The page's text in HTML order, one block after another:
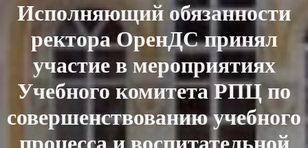
Исполняющий обязанности
ректора ОренДС принял
участие в мероприятиях
Учебного комитета РПЦ по
совершенствованию учебного